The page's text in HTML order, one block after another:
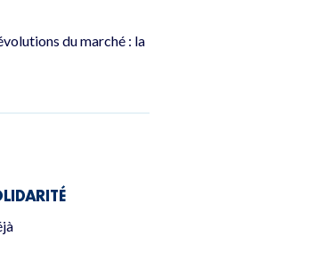
du marché : la